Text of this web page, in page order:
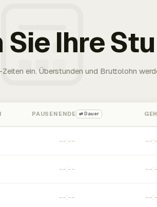
Ihre
ein. Überstunden und Bruttolohn
PAUSENENDE ⇄ Dauer